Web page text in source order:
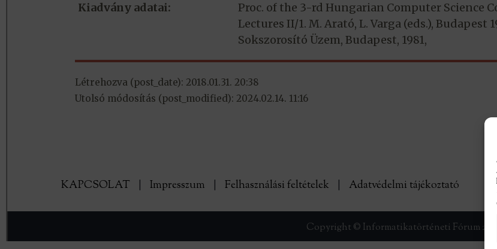
Kiadvány adatai:
Proc. of the 3-rd Hungarian Computer Science
Lectures II/1. M. Arató, L. Varga (eds.), Budapest
Sokszorosító Üzem, Budapest, 1981,
Létrehozva (post_date): 2018.01.31. 20:38
Utolsó módosítás (post_modified): 2024.02.14. 11:16
KAPCSOLAT Impresszum Felhasználási feltételek Adatvédelmi tájékoztató
Copyright © Informatikatörténeti Fórum 2017